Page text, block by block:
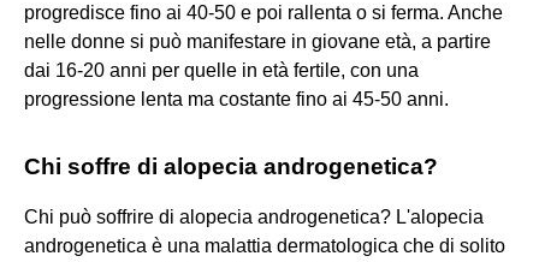
progredisce fino ai 40-50 e poi rallenta o si ferma. Anche
nelle donne si può manifestare in giovane età, a partire
dai 16-20 anni per quelle in età fertile, con una
progressione lenta ma costante fino ai 45-50 anni.
Chi soffre di alopecia androgenetica?
Chi può soffrire di alopecia androgenetica? L'alopecia
androgenetica è una malattia dermatologica che di solito